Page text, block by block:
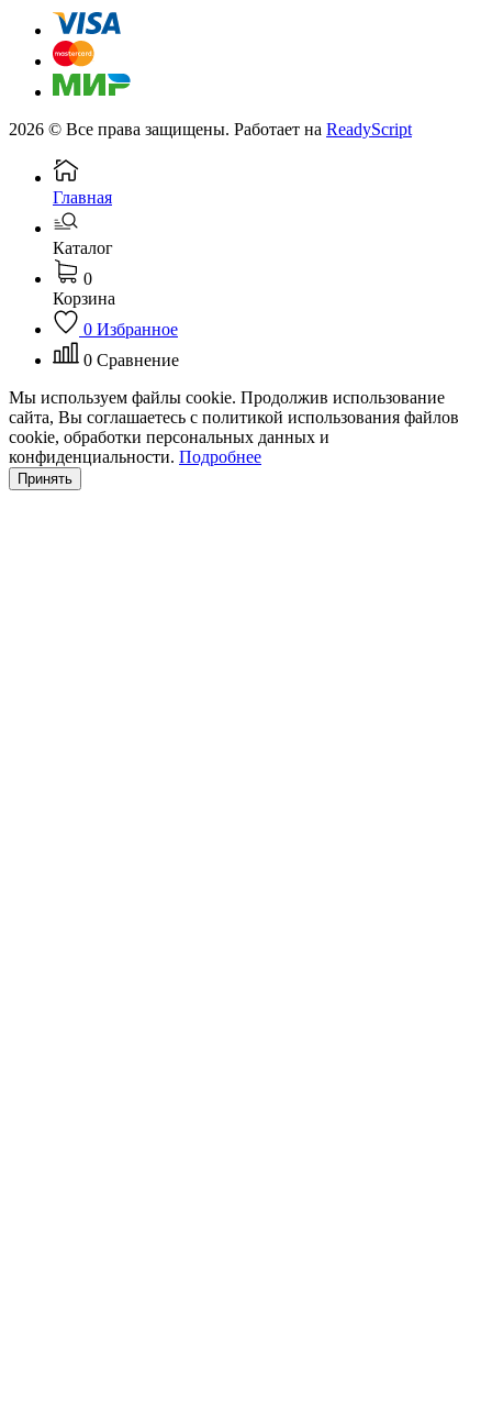
2026 © Все права защищены. Работает на ReadyScript
Главная
Каталог
0
Корзина
0 Избранное
0 Сравнение
Мы используем файлы cookie. Продолжив использование
сайта, Вы соглашаетесь с политикой использования файлов
cookie, обработки персональных данных и
конфиденциальности. Подробнее
Принять